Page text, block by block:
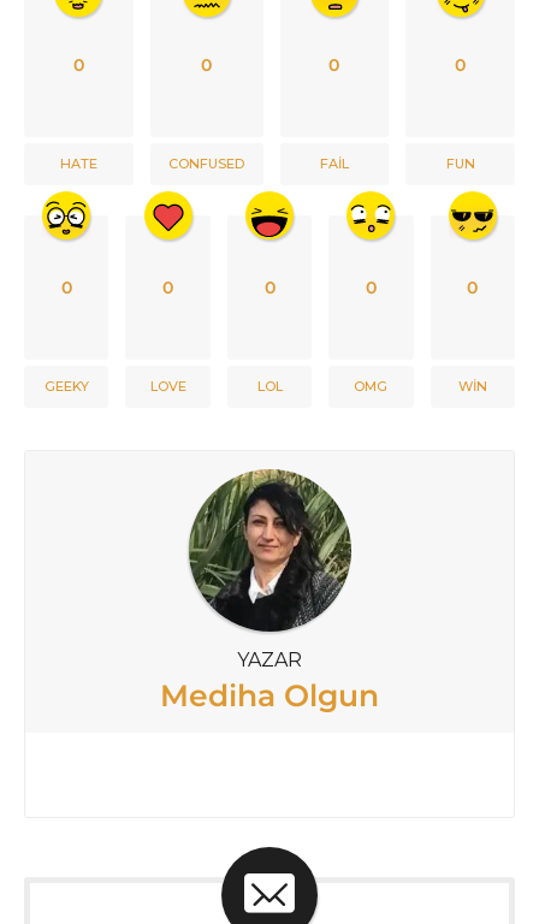
0
HATE
0
CONFUSED
0
FAIL
0
FUN
0
GEEKY
0
LOVE
0
LOL
0
OMG
0
WIN
YAZAR
Mediha Olgun